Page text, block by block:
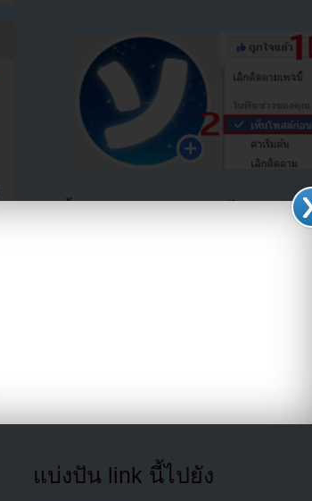
ตอนนี้แฟนๆสามารถติดตามเราได้อีกช่อง
แบ่งปัน link นี้ไปยัง